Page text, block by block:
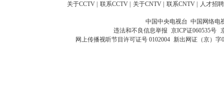
关于CCTV 联系CCTV 关于CNTV 联系CNTV 人才招聘
中国中央电视台 中国网络电
违法和不良信息举报 京ICP证060535号
网上传播视听节目许可证号 0102004 新出网证（京）